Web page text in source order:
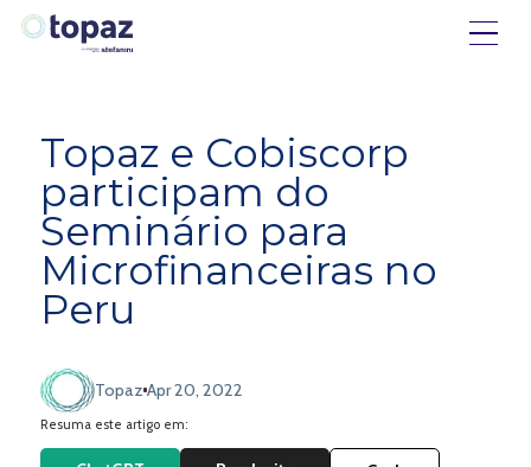
Topaz e Cobiscorp
participam do
Seminário para
Microfinanceiras no
Peru
Topaz Apr 20, 2022
Resuma este artigo em: